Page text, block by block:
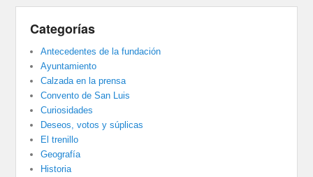
Categorías
Antecedentes de la fundación
Ayuntamiento
Calzada en la prensa
Convento de San Luis
Curiosidades
Deseos, votos y súplicas
El trenillo
Geografía
Historia